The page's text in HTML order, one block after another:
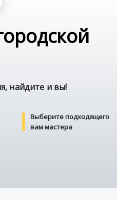
найдите и вы!
Выберите подходящего
вам мастера